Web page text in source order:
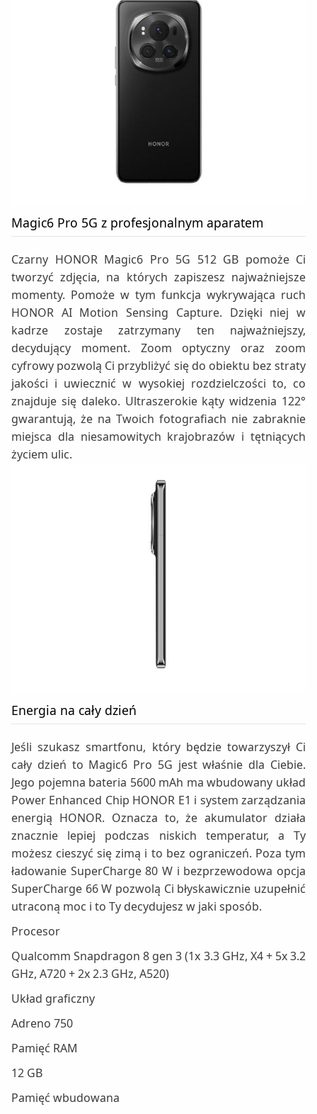
Magic6 Pro 5G z profesjonalnym aparatem
Czarny HONOR Magic6 Pro 5G 512 GB pomoże Ci
tworzyć zdjęcia, na których zapiszesz najważniejsze
momenty. Pomoże w tym funkcja wykrywająca ruch
HONOR AI Motion Sensing Capture. Dzięki niej w
kadrze zostaje zatrzymany ten najważniejszy,
decydujący moment. Zoom optyczny oraz zoom
cyfrowy pozwolą Ci przybliżyć się do obiektu bez straty
jakości i uwiecznić w wysokiej rozdzielczości to, co
znajduje się daleko. Ultraszerokie kąty widzenia 122°
gwarantują, że na Twoich fotografiach nie zabraknie
miejsca dla niesamowitych krajobrazów i tętniących
życiem ulic.
Energia na cały dzień
Jeśli szukasz smartfonu, który będzie towarzyszył Ci
cały dzień to Magic6 Pro 5G jest właśnie dla Ciebie.
Jego pojemna bateria 5600 mAh ma wbudowany układ
Power Enhanced Chip HONOR E1 i system zarządzania
energią HONOR. Oznacza to, że akumulator działa
znacznie lepiej podczas niskich temperatur, a Ty
możesz cieszyć się zimą i to bez ograniczeń. Poza tym
ładowanie SuperCharge 80 W i bezprzewodowa opcja
SuperCharge 66 W pozwolą Ci błyskawicznie uzupełnić
utraconą moc i to Ty decydujesz w jaki sposób.
Procesor
Qualcomm Snapdragon 8 gen 3 (1x 3.3 GHz, X4 + 5x 3.2
GHz, A720 + 2x 2.3 GHz, A520)
Układ graficzny
Adreno 750
Pamięć RAM
12 GB
Pamięć wbudowana